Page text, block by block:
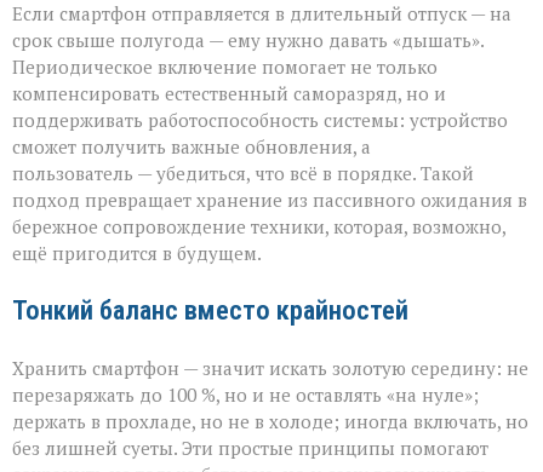
Если смартфон отправляется в длительный отпуск — на
срок свыше полугода — ему нужно давать «дышать».
Периодическое включение помогает не только
компенсировать естественный саморазряд, но и
поддерживать работоспособность системы: устройство
сможет получить важные обновления, а
пользователь — убедиться, что всё в порядке. Такой
подход превращает хранение из пассивного ожидания в
бережное сопровождение техники, которая, возможно,
ещё пригодится в будущем.
Тонкий баланс вместо крайностей
Хранить смартфон — значит искать золотую середину: не
перезаряжать до 100 %, но и не оставлять «на нуле»;
держать в прохладе, но не в холоде; иногда включать, но
без лишней суеты. Эти простые принципы помогают